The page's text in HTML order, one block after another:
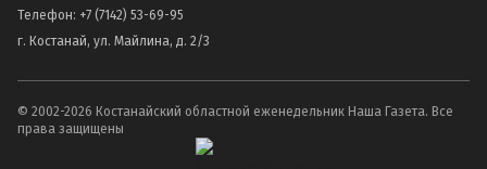
Телефон: +7 (7142) 53-69-95
г. Костанай, ул. Майлина, д. 2/3
© 2002-2026 Костанайский областной еженедельник Наша Газета. Все
права защищены